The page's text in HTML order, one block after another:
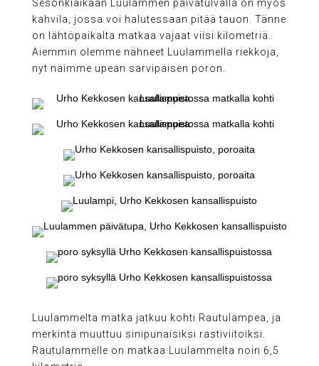
Sesonkiaikaan Luulammen päivätulvalla on myös
kahvila, jossa voi halutessaan pitää tauon. Tänne
on lähtöpaikalta matkaa vajaat viisi kilometriä.
Aiemmin olemme nähneet Luulammella riekkoja,
nyt näimme upean sarvipäisen poron.
Luulammelta matka jatkuu kohti Rautulampea, ja
merkintä muuttuu sinipunaisiksi rastiviitoiksi.
Rautulammelle on matkaa Luulammelta noin 6,5